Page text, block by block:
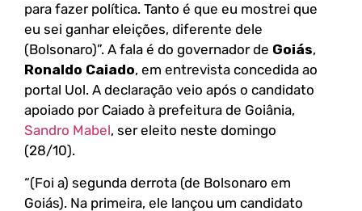
para fazer política. Tanto é que eu mostrei que
eu sei ganhar eleições, diferente dele
(Bolsonaro)”. A fala é do governador de Goiás,
Ronaldo Caiado, em entrevista concedida ao
portal Uol. A declaração veio após o candidato
apoiado por Caiado à prefeitura de Goiânia,
Sandro Mabel, ser eleito neste domingo
(28/10).
“(Foi a) segunda derrota (de Bolsonaro em
Goiás). Na primeira, ele lançou um candidato